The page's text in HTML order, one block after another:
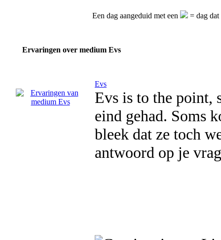
Een dag aangeduid met een = dag dat
Ervaringen over medium Evs
Evs
Evs is to the point,
eind gehad. Soms
bleek dat ze toch
antwoord op je